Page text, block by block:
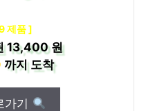
제품 ]
13,400 원
까지도착
가기